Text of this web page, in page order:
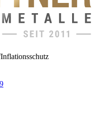
Inflationsschutz